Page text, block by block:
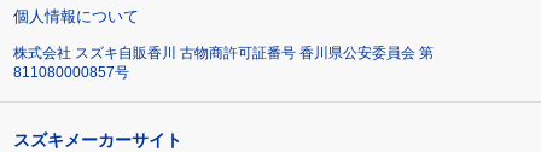
個人情報について
株式会社 スズキ自販香川 古物商許可証番号 香川県公安委員会 第
811080000857号
スズキメーカーサイト